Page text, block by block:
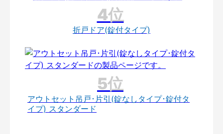
折戸ドア(錠付タイプ)
アウトセット吊戸･片引(錠なしタイプ･錠付タ
イプ) スタンダード